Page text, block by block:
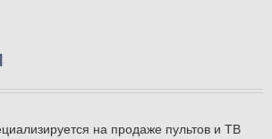
на продаже пультов и ТВ